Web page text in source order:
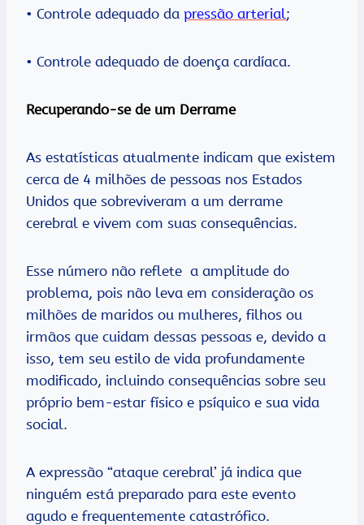
• Controle adequado da pressão arterial;
• Controle adequado de doença cardíaca.
Recuperando-se de um Derrame
As estatísticas atualmente indicam que existem
cerca de 4 milhões de pessoas nos Estados
Unidos que sobreviveram a um derrame
cerebral e vivem com suas consequências.
Esse número não reflete a amplitude do
problema, pois não leva em consideração os
milhões de maridos ou mulheres, filhos ou
irmãos que cuidam dessas pessoas e, devido a
isso, tem seu estilo de vida profundamente
modificado, incluindo consequências sobre seu
próprio bem-estar físico e psíquico e sua vida
social.
A expressão “ataque cerebral’ já indica que
ninguém está preparado para este evento
agudo e frequentemente catastrófico.